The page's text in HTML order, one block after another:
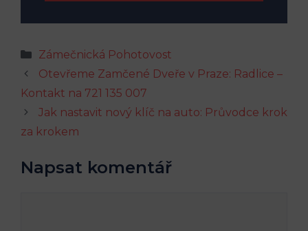
Rubriky
Zámečnická Pohotovost
Otevřeme Zamčené Dveře v Praze: Radlice –
Kontakt na 721 135 007
Jak nastavit nový klíč na auto: Průvodce krok
za krokem
Napsat komentář